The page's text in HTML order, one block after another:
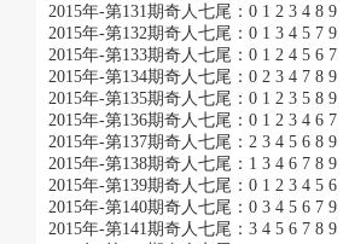
2015年-第131期奇人七尾：0 1 2 3 4 8 9
2015年-第132期奇人七尾：0 1 3 4 5 7 9
2015年-第133期奇人七尾：0 1 2 4 5 6 7
2015年-第134期奇人七尾：0 2 3 4 7 8 9
2015年-第135期奇人七尾：0 1 2 3 5 8 9
2015年-第136期奇人七尾：0 1 2 3 4 6 7
2015年-第137期奇人七尾：2 3 4 5 6 8 9
2015年-第138期奇人七尾：1 3 4 6 7 8 9
2015年-第139期奇人七尾：0 1 2 3 4 5 6
2015年-第140期奇人七尾：0 3 4 5 6 7 9
2015年-第141期奇人七尾：3 4 5 6 7 8 9